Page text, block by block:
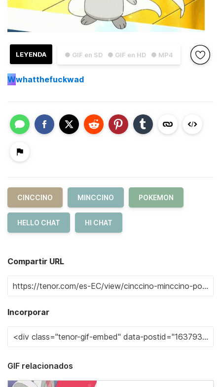
● GIF en SD ● GIF en HD ● MP4
LEYENDA
Wwhatthefuckwad
CINCCINO MINCCINO POKEMON
HELLO CHAT HI CHAT
Compartir URL
Incorporar
GIF relacionados